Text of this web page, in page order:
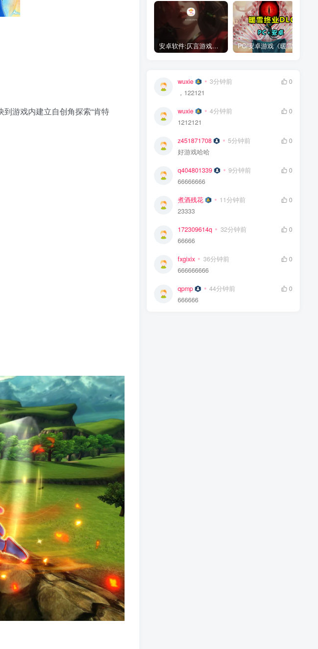
游戏内建立自创角探索“肯特
安卓软件:仄言游戏库4.0APP全新上架了！没有下的赶紧下载呀！
wuxie 3分钟前
0
，122121
wuxie 4分钟前
0
1212121
z451871708 5分钟前
0
好游戏哈哈
q404801339 9分钟前
0
66666666
煮酒残花 11分钟前
0
23333
172309614q 32分钟前
0
66666
fxgixix 36分钟前
0
666666666
qpmp 44分钟前
0
666666